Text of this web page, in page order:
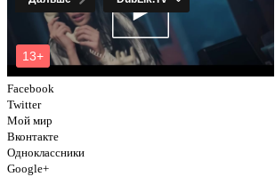
Facebook
Twitter
Мой мир
Вконтакте
Одноклассники
Google+